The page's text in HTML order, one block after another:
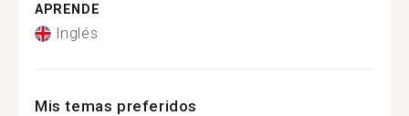
APRENDE
Inglés
Mis temas preferidos